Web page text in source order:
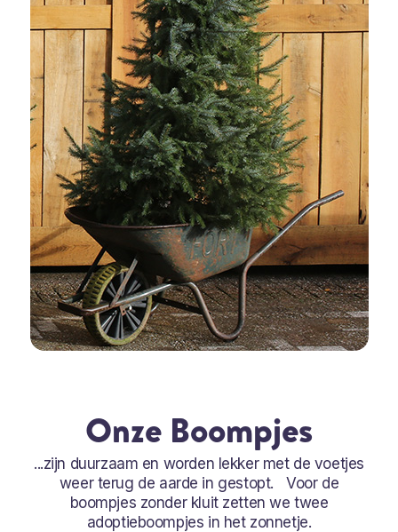
Onze Boompjes
...zijn duurzaam en worden lekker met de voetjes
weer terug de aarde in gestopt. Voor de
boompjes zonder kluit zetten we twee
adoptieboompjes in het zonnetje.